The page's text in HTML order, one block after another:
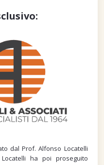
dal Prof. Alfonso Locatelli
ha poi proseguito